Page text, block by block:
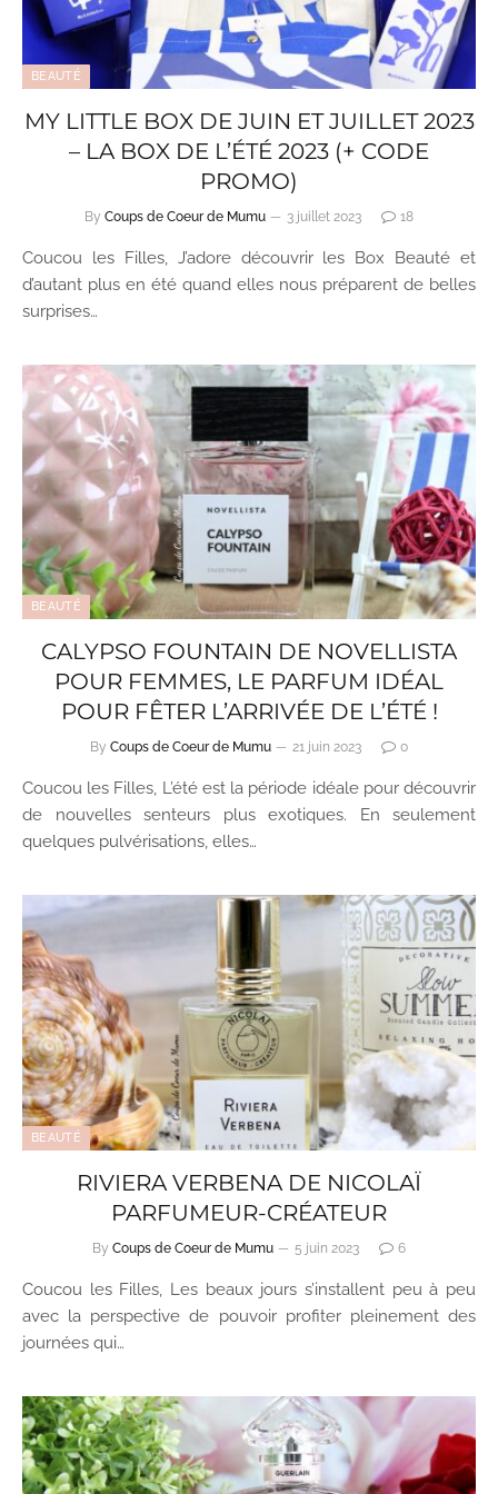
BEAUTÉ
MY LITTLE BOX DE JUIN ET JUILLET 2023
– LA BOX DE L’ÉTÉ 2023 (+ CODE
PROMO)
By Coups de Coeur de Mumu 3 juillet 2023 18
Coucou les Filles, J’adore découvrir les Box Beauté et
d’autant plus en été quand elles nous préparent de belles
surprises…
BEAUTÉ
CALYPSO FOUNTAIN DE NOVELLISTA
POUR FEMMES, LE PARFUM IDÉAL
POUR FÊTER L’ARRIVÉE DE L’ÉTÉ !
By Coups de Coeur de Mumu 21 juin 2023 0
Coucou les Filles, L’été est la période idéale pour découvrir
de nouvelles senteurs plus exotiques. En seulement
quelques pulvérisations, elles…
BEAUTÉ
RIVIERA VERBENA DE NICOLAÏ
PARFUMEUR-CRÉATEUR
By Coups de Coeur de Mumu 5 juin 2023 6
Coucou les Filles, Les beaux jours s’installent peu à peu
avec la perspective de pouvoir profiter pleinement des
journées qui…